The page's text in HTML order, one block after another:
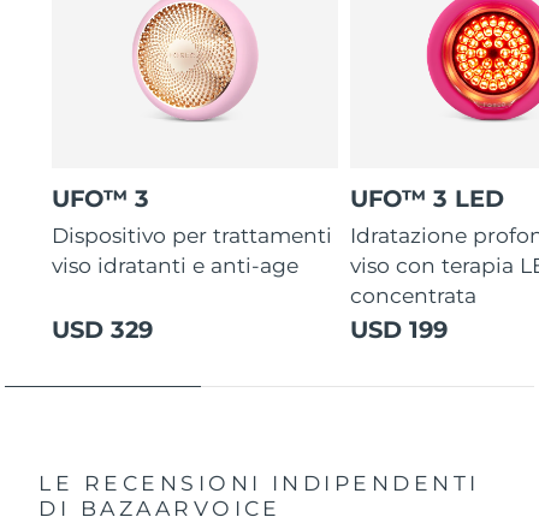
UFO™ 3
Dispositivo per trattamenti
viso idratanti e anti-age
USD 329
UFO™ 3 LED
Idratazione
viso con terapia
concentrata
USD 199
LE RECENSIONI INDIPENDENTI
DI BAZAARVOICE